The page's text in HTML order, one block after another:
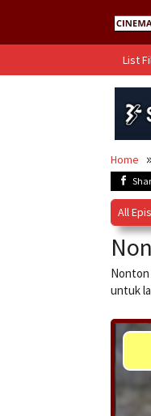
content
List
Home
All
Nonton
untuk